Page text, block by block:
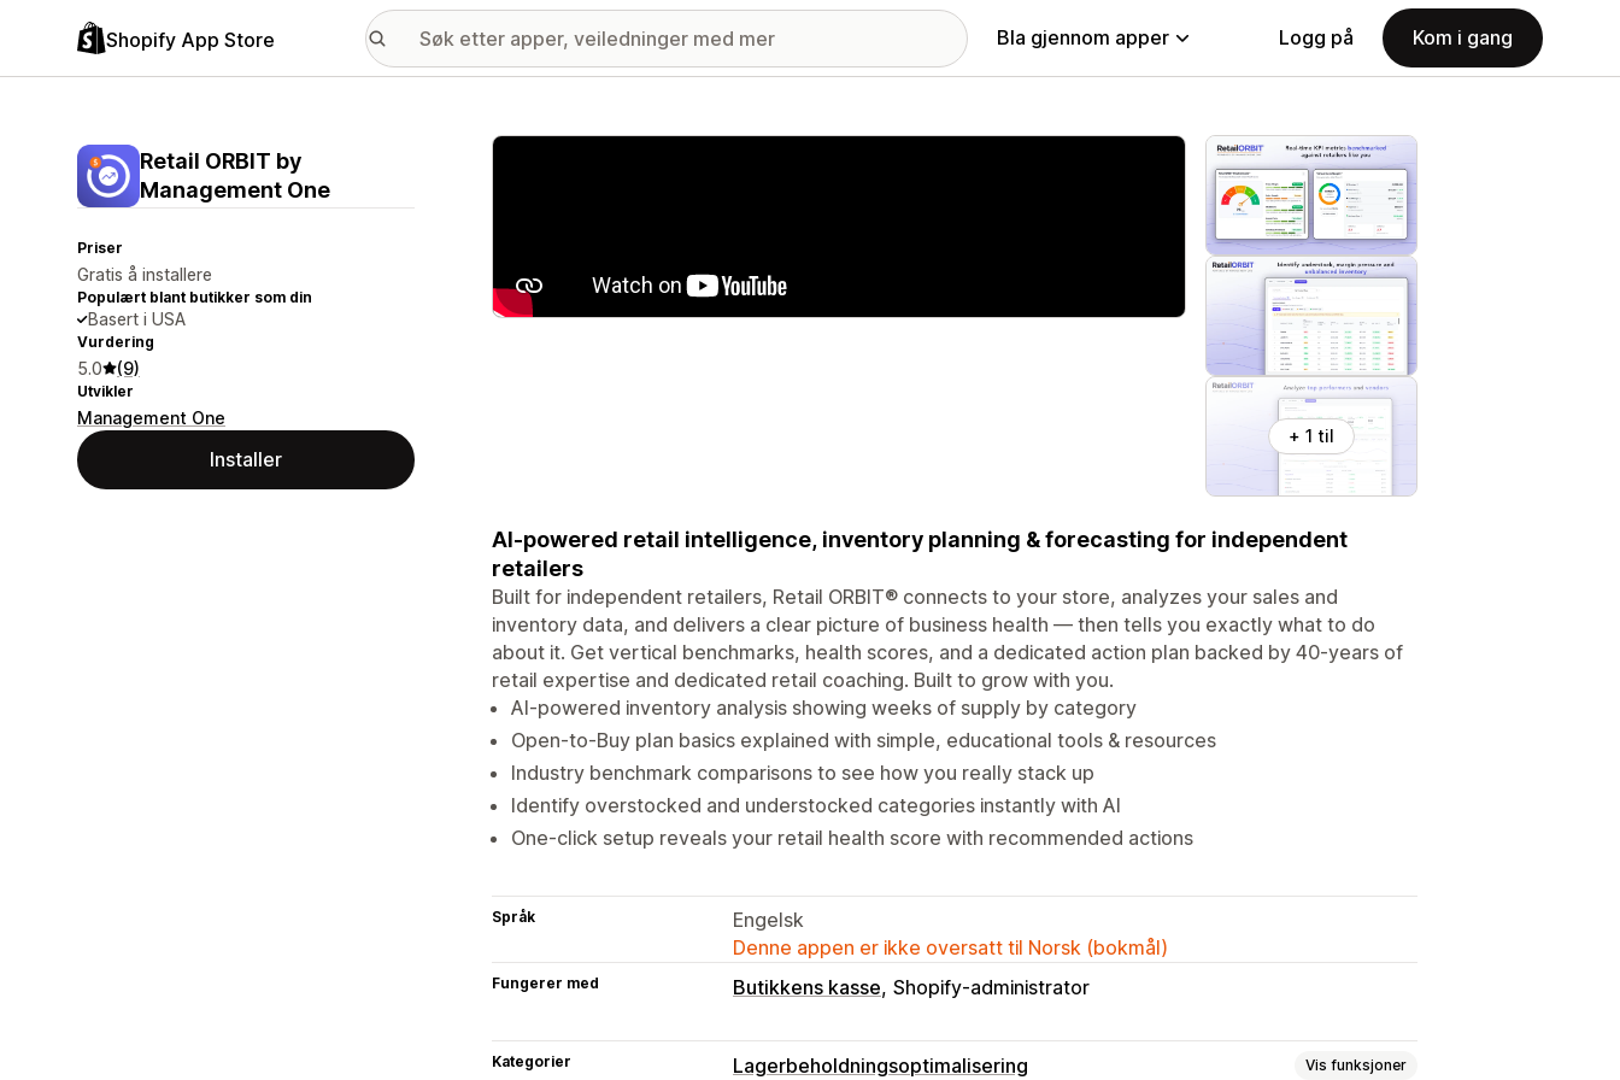
Shopify App Store Bla gjennom apper Logg på Kom i gang
Retail ORBIT by
Management One
Priser
Gratis å installere
Populært blant butikker som din
Basert i USA
Vurdering
5.0 (9)
Utvikler
Management One
Installer
Galleri med fremhevede bilder
+ 1 til
AI-powered retail intelligence, inventory planning & forecasting for independent
retailers
Built for independent retailers, Retail ORBIT® connects to your store, analyzes your sales and
inventory data, and delivers a clear picture of business health — then tells you exactly what to do
about it. Get vertical benchmarks, health scores, and a dedicated action plan backed by 40-years of
retail expertise and dedicated retail coaching. Built to grow with you.
AI-powered inventory analysis showing weeks of supply by category
Open-to-Buy plan basics explained with simple, educational tools & resources
Industry benchmark comparisons to see how you really stack up
Identify overstocked and understocked categories instantly with AI
One-click setup reveals your retail health score with recommended actions
Språk
Engelsk
Denne appen er ikke oversatt til Norsk (bokmål)
Fungerer med Butikkens kasse Shopify-administrator
Kategorier Lagerbeholdningsoptimalisering Vis funksjoner